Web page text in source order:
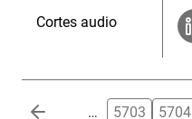
Cortes audio
Paginación … 5703 5704